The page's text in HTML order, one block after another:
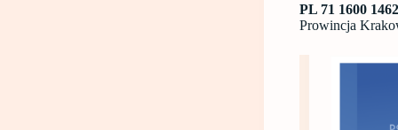
PL 71 1600
Prowincja